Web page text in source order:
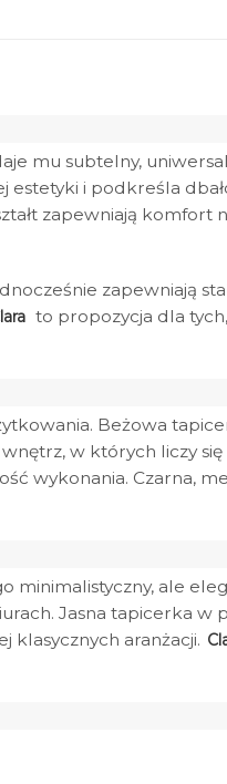
mu subtelny,
estetyki i podkreśla
zapewniają komfort
zapewniają
to propozycja dla
Beżowa
w których liczy się
wykonania. Czarna,
minimalistyczny, ale
Jasna tapicerka w
klasycznych aranżacji.